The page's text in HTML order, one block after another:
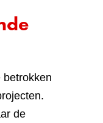
betrokken
de